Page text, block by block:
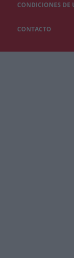
CONDICIONES DE
CONTACTO